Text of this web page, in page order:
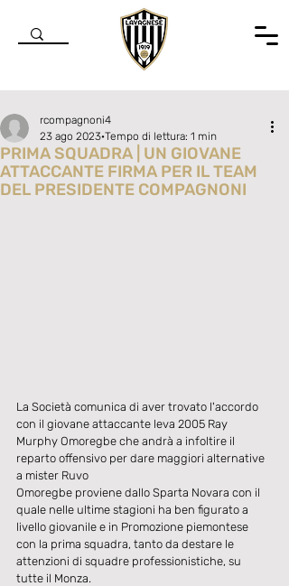
PRIMA SQUADRA | UN GIOVANE
ATTACCANTE FIRMA PER IL TEAM
DEL PRESIDENTE COMPAGNONI
rcompagnoni4
23 ago 2023 Tempo di lettura: 1 min
La Società comunica di aver trovato l'accordo
con il giovane attaccante leva 2005 Ray
Murphy Omoregbe che andrà a infoltire il
reparto offensivo per dare maggiori alternative
a mister Ruvo
Omoregbe proviene dallo Sparta Novara con il
quale nelle ultime stagioni ha ben figurato a
livello giovanile e in Promozione piemontese
con la prima squadra, tanto da destare le
attenzioni di squadre professionistiche, su
tutte il Monza.